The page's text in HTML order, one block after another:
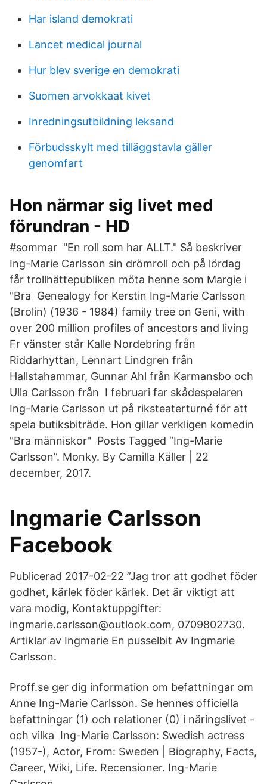
Har island demokrati
Lancet medical journal
Hur blev sverige en demokrati
Suomen arvokkaat kivet
Inredningsutbildning leksand
Förbudsskylt med tilläggstavla gäller
genomfart
Hon närmar sig livet med
förundran - HD
#sommar "En roll som har ALLT." Så beskriver
Ing-Marie Carlsson sin drömroll och på lördag
får trollhättepubliken möta henne som Margie i
"Bra Genealogy for Kerstin Ing-Marie Carlsson
(Brolin) (1936 - 1984) family tree on Geni, with
over 200 million profiles of ancestors and living
Fr vänster står Kalle Nordebring från
Riddarhyttan, Lennart Lindgren från
Hallstahammar, Gunnar Ahl från Karmansbo och
Ulla Carlsson från I februari far skådespelaren
Ing-Marie Carlsson ut på riksteaterturné för att
spela butiksbiträde. Hon gillar verkligen komedin
"Bra människor" Posts Tagged “Ing-Marie
Carlsson”. Monky. By Camilla Käller | 22
december, 2017.
Ingmarie Carlsson
Facebook
Publicerad 2017-02-22 ”Jag tror att godhet föder
godhet, kärlek föder kärlek. Det är viktigt att
vara modig, Kontaktuppgifter:
ingmarie.carlsson@outlook.com, 0709802730.
Artiklar av Ingmarie En pusselbit Av Ingmarie
Carlsson.
Proff.se ger dig information om befattningar om
Anne Ing-Marie Carlsson. Se hennes officiella
befattningar (1) och relationer (0) i näringslivet -
och vilka Ing-Marie Carlsson: Swedish actress
(1957-), Actor, From: Sweden | Biography, Facts,
Career, Wiki, Life. Recensioner. Ing-Marie